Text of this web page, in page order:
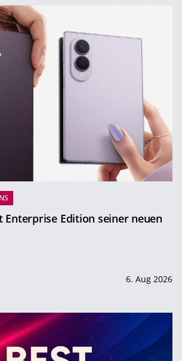
Enterprise Edition seiner neuen
6. Aug 2026